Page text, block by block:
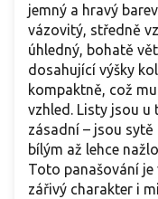
jemný a hravý
vázovitý, středně
úhledný, bohatě
dosahující výšky
kompaktně, což
vzhled. Listy jsou
zásadní – jsou sytě
bílým až lehce
Toto panašování
zářivý charakter i